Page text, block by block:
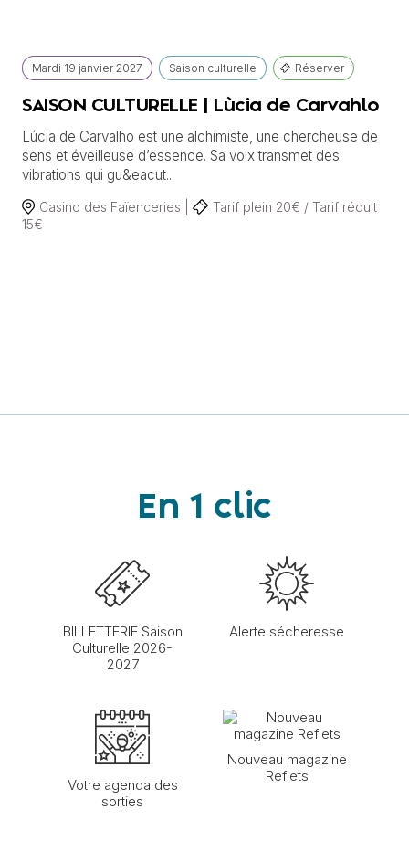
Mardi 19 janvier 2027 Saison culturelle Réserver
SAISON CULTURELLE | Lùcia de Carvahlo
Lúcia de Carvalho est une alchimiste, une chercheuse de
sens et éveilleuse d’essence. Sa voix transmet des
vibrations qui gu&eacut...
Casino des Faïenceries |
Tarif plein 20€ / Tarif réduit
15€
En 1 clic
BILLETTERIE Saison
Culturelle 2026-
2027
Alerte sécheresse
Votre agenda des
sorties
Nouveau magazine
Reflets